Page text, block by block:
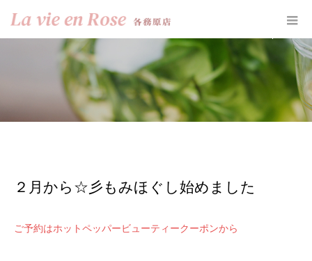
２月から☆彡もみほぐし始めました
ご予約はホットペッパービューティークーポンから